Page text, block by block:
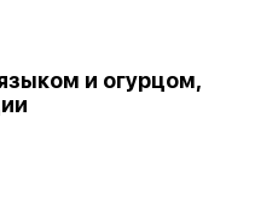
и огурцом,